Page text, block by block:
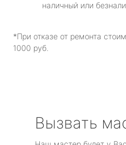
наличный или
*При отказе от ремонта
1000 руб.
Вызвать